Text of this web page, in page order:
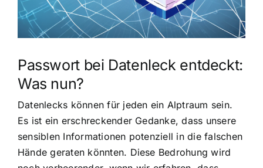
Passwort bei Datenleck entdeckt:
Was nun?
Datenlecks können für jeden ein Alptraum sein.
Es ist ein erschreckender Gedanke, dass unsere
sensiblen Informationen potenziell in die falschen
Hände geraten könnten. Diese Bedrohung wird